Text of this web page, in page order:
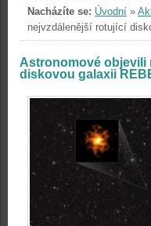
Nacházíte se: Úvodní »
nejvzdálenější rotující
Astronomové objevili
diskovou galaxii